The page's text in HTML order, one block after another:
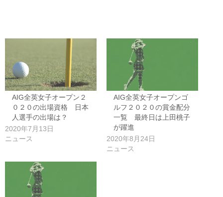
AIG全英女子オープン２
０２０の出場資格 日本
人選手の出場は？
2020年7月13日
ニュース
AIG全英女子オープンゴ
ルフ２０２０の賞金配分
一覧 最終日は上田桃子
が躍進
2020年8月24日
ニュース